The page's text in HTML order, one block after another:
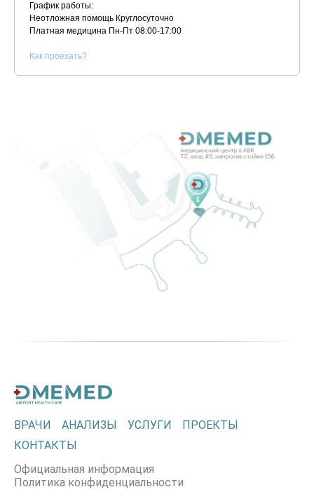
График работы:
Неотложная помощь Круглосуточно
Платная медицина Пн-Пт 08:00-17:00
Как проехать?
ВРАЧИ АНАЛИЗЫ УСЛУГИ
ПРОЕКТЫ
КОНТАКТЫ
Официальная информация
Политика конфиденциальности